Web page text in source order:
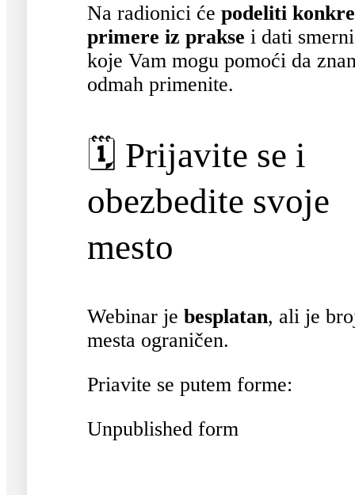
Na radionici ćepodeliti
primere iz prakse i dati
koje Vam mogu pomoći da
odmah primenite.
🗓️ Prijavite se i
obezbedite svoje
mesto
Webinar jebesplatan, ali je
mesta ograničen.
Priavite se putem forme:
Unpublished form